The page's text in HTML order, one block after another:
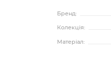
Бренд:
Колекція:
Матеріал: